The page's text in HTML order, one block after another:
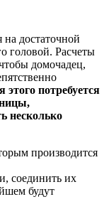
достаточной
головой. Расчеты
домочадец,
этого потребуется
несколько
производится
соединить их
будут